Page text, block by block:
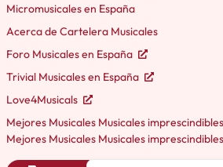
Micromusicales en España
Acerca de Cartelera Musicales
Foro Musicales en España
Trivial Musicales en España
Love4Musicals
Mejores Musicales Musicales
Mejores Musicales Musicales